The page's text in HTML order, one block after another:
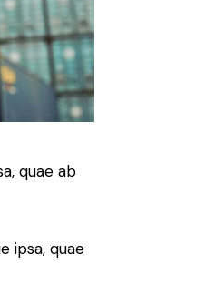
quae ab
ipsa, quae